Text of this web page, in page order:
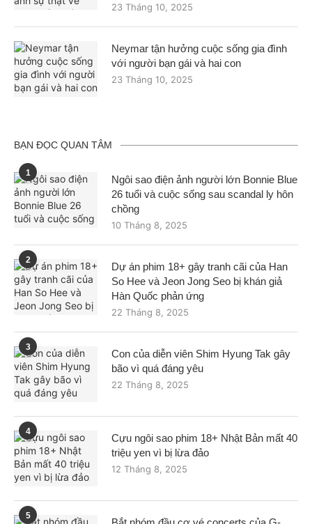
23 Tháng 10, 2025
Neymar tận hưởng cuộc sống gia đình
với người bạn gái và hai con
23 Tháng 10, 2025
BẠN ĐỌC QUAN TÂM
1
Ngôi sao điện ảnh người lớn Bonnie Blue
26 tuổi và cuộc sống sau scandal ly hôn
chồng
10 Tháng 8, 2025
2
Dự án phim 18+ gây tranh cãi của Han
So Hee và Jeon Jong Seo bị khán giả
Hàn Quốc phản ứng
22 Tháng 8, 2025
3
Con của diễn viên Shim Hyung Tak gây
bão vì quá đáng yêu
22 Tháng 8, 2025
4
Cựu ngôi sao phim 18+ Nhật Bản mất 40
triệu yen vì bị lừa đảo
12 Tháng 8, 2025
5